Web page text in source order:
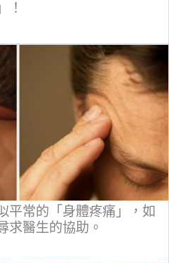
！
平常的「身體疼痛」，如
求醫生的協助。